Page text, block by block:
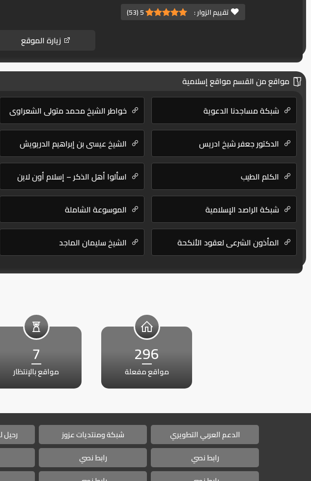
تقييم الزوار :
5
(
53
)
زيارة الموقع
مواقع من القسم مواقع إسلامية
شبكة مساجدنا الدعوية
خواطر الشيخ محمد متولى الشعراوي
الدكتور جعفر شيخ ادريس الشيخ عيسى بن إبراهيم الدريويش
الكلم الطيب اسألوا أهل الذكر – إسلام أون لاين
شبكة الراصد الإسلامية الموسوعة الشاملة
المأذون الشرعي لعقود الأنكحة الشيخ سليمان الماجد
296
مواقع مفعلة
7
مواقع بالإنتظار
الدعم العربي التطويري شبكة ومنتديات عزوز رحيل
رابط نصي
رابط نصي